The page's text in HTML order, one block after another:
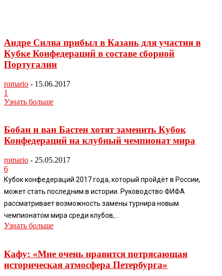
Андре Силва прибыл в Казань для участия в
Кубке Конфедераций в составе сборной
Португалии
romario - 15.06.2017
1
Узнать больше
Бобан и ван Бастен хотят заменить Кубок
Конфедераций на клубный чемпионат мира
romario - 25.05.2017
6
Кубок конфедераций 2017 года, который пройдёт в России,
может стать последним в истории. Руководство ФИФА
рассматривает возможность замены турнира новым
чемпионатом мира среди клубов,...
Узнать больше
Кафу: «Мне очень нравится потрясающая
историческая атмосфера Петербурга»